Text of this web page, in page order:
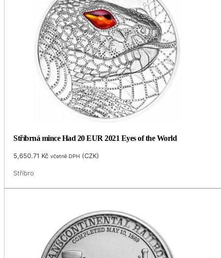
Stříbrná mince Had 20 EUR 2021 Eyes of the World
5,650.71 Kč včetně DPH (CZK)
Stříbro